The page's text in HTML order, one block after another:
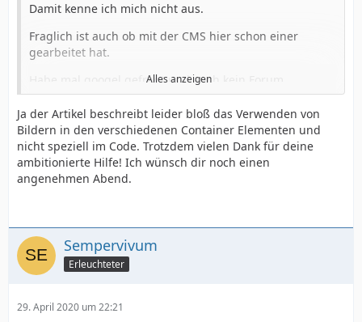
Damit kenne ich mich nicht aus.
Fraglich ist auch ob mit der CMS hier schon einer
gearbeitet hat.
Habe mal googel gefragt und auch kein Forum
gefunden wo ich sagen könnte das du da mal Fragen
solltest.
Habe aber das gefunden
https://hilfe.sitejet.io/article/347-bilder-hinzufugen
Alles anzeigen
Ja der Artikel beschreibt leider bloß das Verwenden von
Bildern in den verschiedenen Container Elementen und
nicht speziell im Code. Trotzdem vielen Dank für deine
ambitionierte Hilfe! Ich wünsch dir noch einen
angenehmen Abend.
Sempervivum
Erleuchteter
29. April 2020 um 22:21